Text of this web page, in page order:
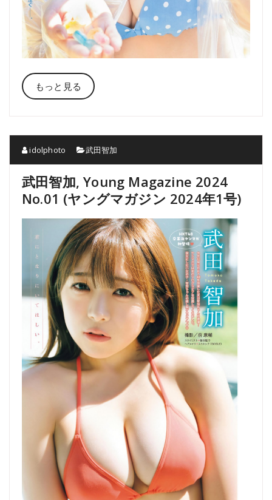
もっと見る
idolphoto 武田智加
武田智加, Young Magazine 2024
No.01 (ヤングマガジン 2024年1号)